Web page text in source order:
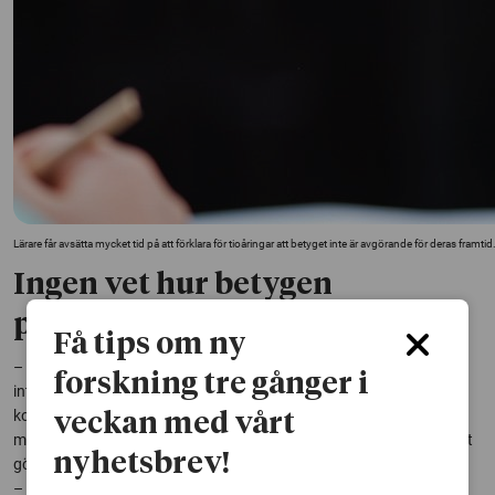
Lärare får avsätta mycket tid på att förklara för tioåringar att betyget inte är avgörande för deras
Ingen vet hur betygen
påverkade skolresultatet
– För det första är det oansvarigt att genomföra experiment som
inte leder till ny kunskap. Det finns alltid en risk att det har negativa
konsekvenser. Uppsidan av försöket med betyg i årskurs fyra är att
man faktiskt kan lära sig något som kan gynna framtida beslut. Det
gör man inte i det här fallet.
– Hanteringen av den här frågan är så bristfällig att försöket
Få tips om ny
forskning tre gånger i
veckan med vårt
nyhetsbrev!